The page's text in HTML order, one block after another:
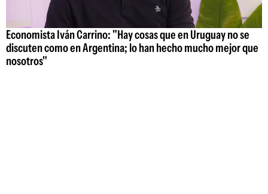
Economista Iván Carrino: "Hay cosas que en Uruguay no se
discuten como en Argentina; lo han hecho mucho mejor que
nosotros"